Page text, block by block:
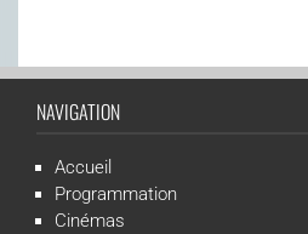
NAVIGATION
Accueil
Programmation
Cinémas